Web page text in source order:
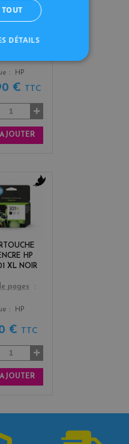
COULEUR
s
HP
€ TTC
HP
XL NOIR
k
pages
HP
€ TTC
TOUT
DÉTAILS